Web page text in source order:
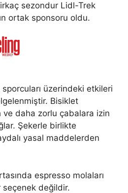
sezondur Lidl-Trek
ortak sponsoru oldu.
sporcuları üzerindeki etkileri
Bisiklet
daha zorlu çabalara izin
Şekerle birlikte
yasal maddelerden
espresso molaları
değildir.